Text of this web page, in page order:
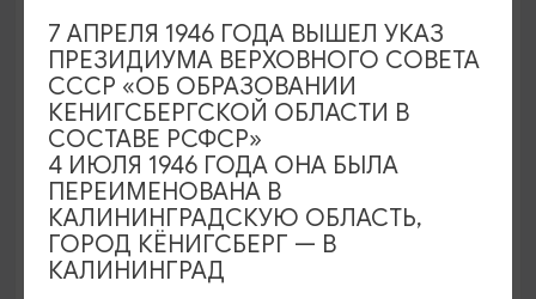
СПЕКТАКЛИ
Школа счастья
14.08.2026 - 25.09.2026, 19:00
Калининград, Калининградский театр эстрады
ОТ 300₽
7 АПРЕЛЯ 1946 ГОДА ВЫШЕЛ УКАЗ
ПРЕЗИДИУМА ВЕРХОВНОГО СОВЕТА
СССР «ОБ ОБРАЗОВАНИИ
КЕНИГСБЕРГСКОЙ ОБЛАСТИ В
СОСТАВЕ РСФСР»
4 ИЮЛЯ 1946 ГОДА ОНА БЫЛА
ПЕРЕИМЕНОВАНА В
КАЛИНИНГРАДСКУЮ ОБЛАСТЬ,
ГОРОД КЁНИГСБЕРГ — В
КАЛИНИНГРАД